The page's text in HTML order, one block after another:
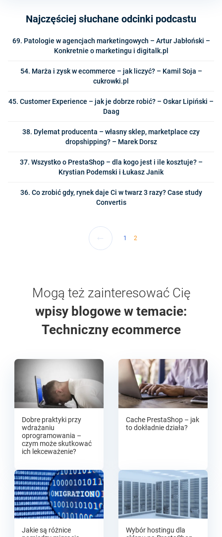
Najczęściej słuchane odcinki podcastu
69. Patologie w agencjach marketingowych – Artur Jabłoński –
Konkretnie o marketingu i digitalk.pl
54. Marża i zysk w ecommerce – jak liczyć? – Kamil Soja –
cukrowki.pl
45. Customer Experience – jak je dobrze robić? – Oskar Lipiński –
Daag
38. Dylemat producenta – własny sklep, marketplace czy
dropshipping? – Marek Dorsz
37. Wszystko o PrestaShop – dla kogo jest i ile kosztuje? –
Krystian Podemski i Łukasz Janik
36. Co zrobić gdy, rynek daje Ci w twarz 3 razy? Case study
Convertis
1 2
Mogą też zainteresować Cię
wpisy blogowe w temacie:
Techniczny ecommerce
Dobre praktyki przy
wdrażaniu
oprogramowania –
czym może skutkować
ich lekceważenie?
Cache PrestaShop – jak
to dokładnie działa?
Jakie są różnice
Wybór hostingu dla